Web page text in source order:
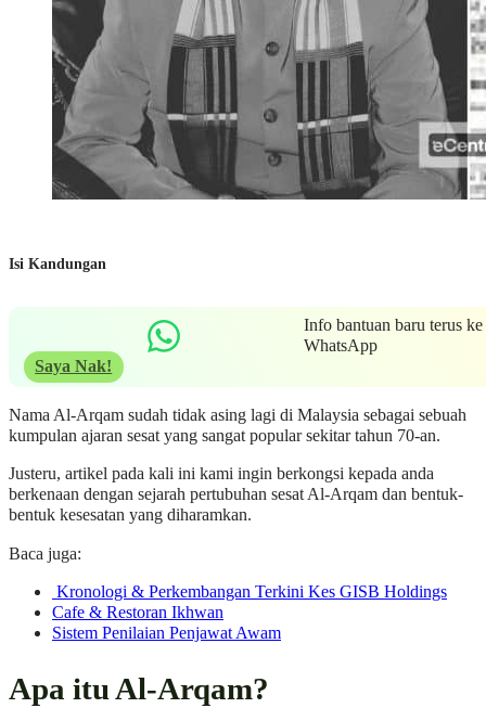
Isi Kandungan
Info bantuan baru terus ke
WhatsApp
Saya Nak!
Nama Al-Arqam sudah tidak asing lagi di Malaysia sebagai sebuah
kumpulan ajaran sesat yang sangat popular sekitar tahun 70-an.
Justeru, artikel pada kali ini kami ingin berkongsi kepada anda
berkenaan dengan sejarah pertubuhan sesat Al-Arqam dan bentuk-
bentuk kesesatan yang diharamkan.
Baca juga:
Kronologi & Perkembangan Terkini Kes GISB Holdings
Cafe & Restoran Ikhwan
Sistem Penilaian Penjawat Awam
Apa itu Al-Arqam?